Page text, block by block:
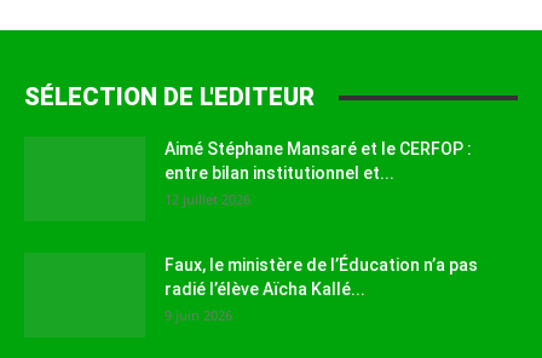
SÉLECTION DE L'EDITEUR
Aimé Stéphane Mansaré et le CERFOP :
entre bilan institutionnel et...
12 juillet 2026
Faux, le ministère de l’Éducation n’a pas
radié l’élève Aïcha Kallé...
9 juin 2026